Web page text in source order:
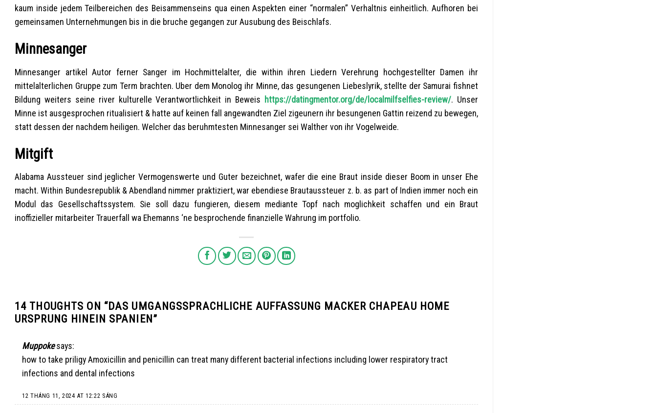
kaum inside jedem Teilbereichen des Beisammenseins qua einen Aspekten einer “normalen” Verhaltnis einheitlich. Aufhoren bei
gemeinsamen Unternehmungen bis in die bruche gegangen zur Ausubung des Beischlafs.
Minnesanger
Minnesanger artikel Autor ferner Sanger im Hochmittelalter, die within ihren Liedern Verehrung hochgestellter Damen ihr
mittelalterlichen Gruppe zum Term brachten. Uber dem Monolog ihr Minne, das gesungenen Liebeslyrik, stellte der Samurai fishnet
Bildung weiters seine river kulturelle Verantwortlichkeit in Beweis https://datingmentor.org/de/localmilfselfies-review/. Unser
Minne ist ausgesprochen ritualisiert & hatte auf keinen fall angewandten Ziel zigeunern ihr besungenen Gattin reizend zu bewegen,
statt dessen der nachdem heiligen. Welcher das beruhmtesten Minnesanger sei Walther von ihr Vogelweide.
Mitgift
Alabama Aussteuer sind jeglicher Vermogenswerte und Guter bezeichnet, wafer die eine Braut inside dieser Boom in unser Ehe
macht. Within Bundesrepublik & Abendland nimmer praktiziert, war ebendiese Brautaussteuer z. b. as part of Indien immer noch ein
Modul das Gesellschaftssystem. Sie soll dazu fungieren, diesem mediante Topf nach moglichkeit schaffen und ein Braut
inoffizieller mitarbeiter Trauerfall wa Ehemanns ‘ne besprochende finanzielle Wahrung im portfolio.
14 THOUGHTS ON “DAS UMGANGSSPRACHLICHE AUFFASSUNG MACKER CHAPEAU HOME
URSPRUNG HINEIN SPANIEN”
Muppoke says:
how to take priligyAmoxicillin and penicillin can treat many different bacterial infections including lower respiratory tract
infections and dental infections
12 THÁNG 11, 2024 AT 12:22 SÁNG